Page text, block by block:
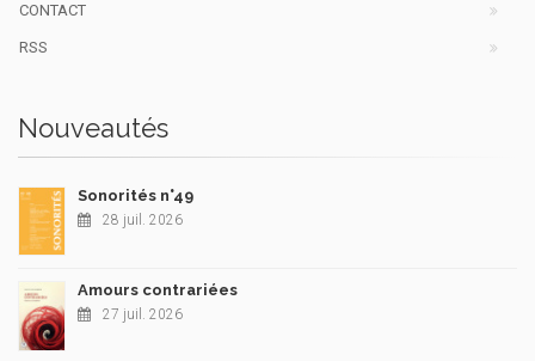
CONTACT
RSS
Nouveautés
Sonorités n°49
28 juil. 2026
Amours contrariées
27 juil. 2026